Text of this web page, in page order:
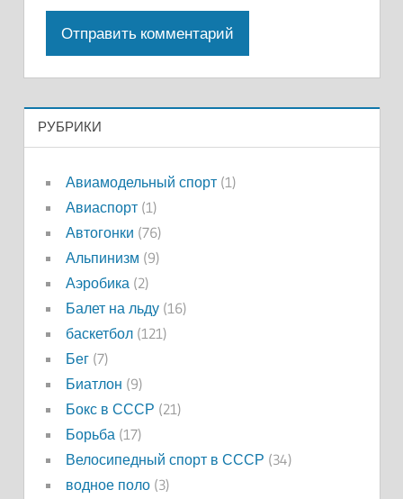
РУБРИКИ
Авиамодельный спорт(1)
Авиаспорт(1)
Автогонки (76)
Альпинизм (9)
Аэробика (2)
Балет на льду(16)
баскетбол(121)
Бег(7)
Биатлон (9)
Бокс в СССР (21)
Борьба (17)
Велосипедный спорт в СССР (34)
водное поло(3)